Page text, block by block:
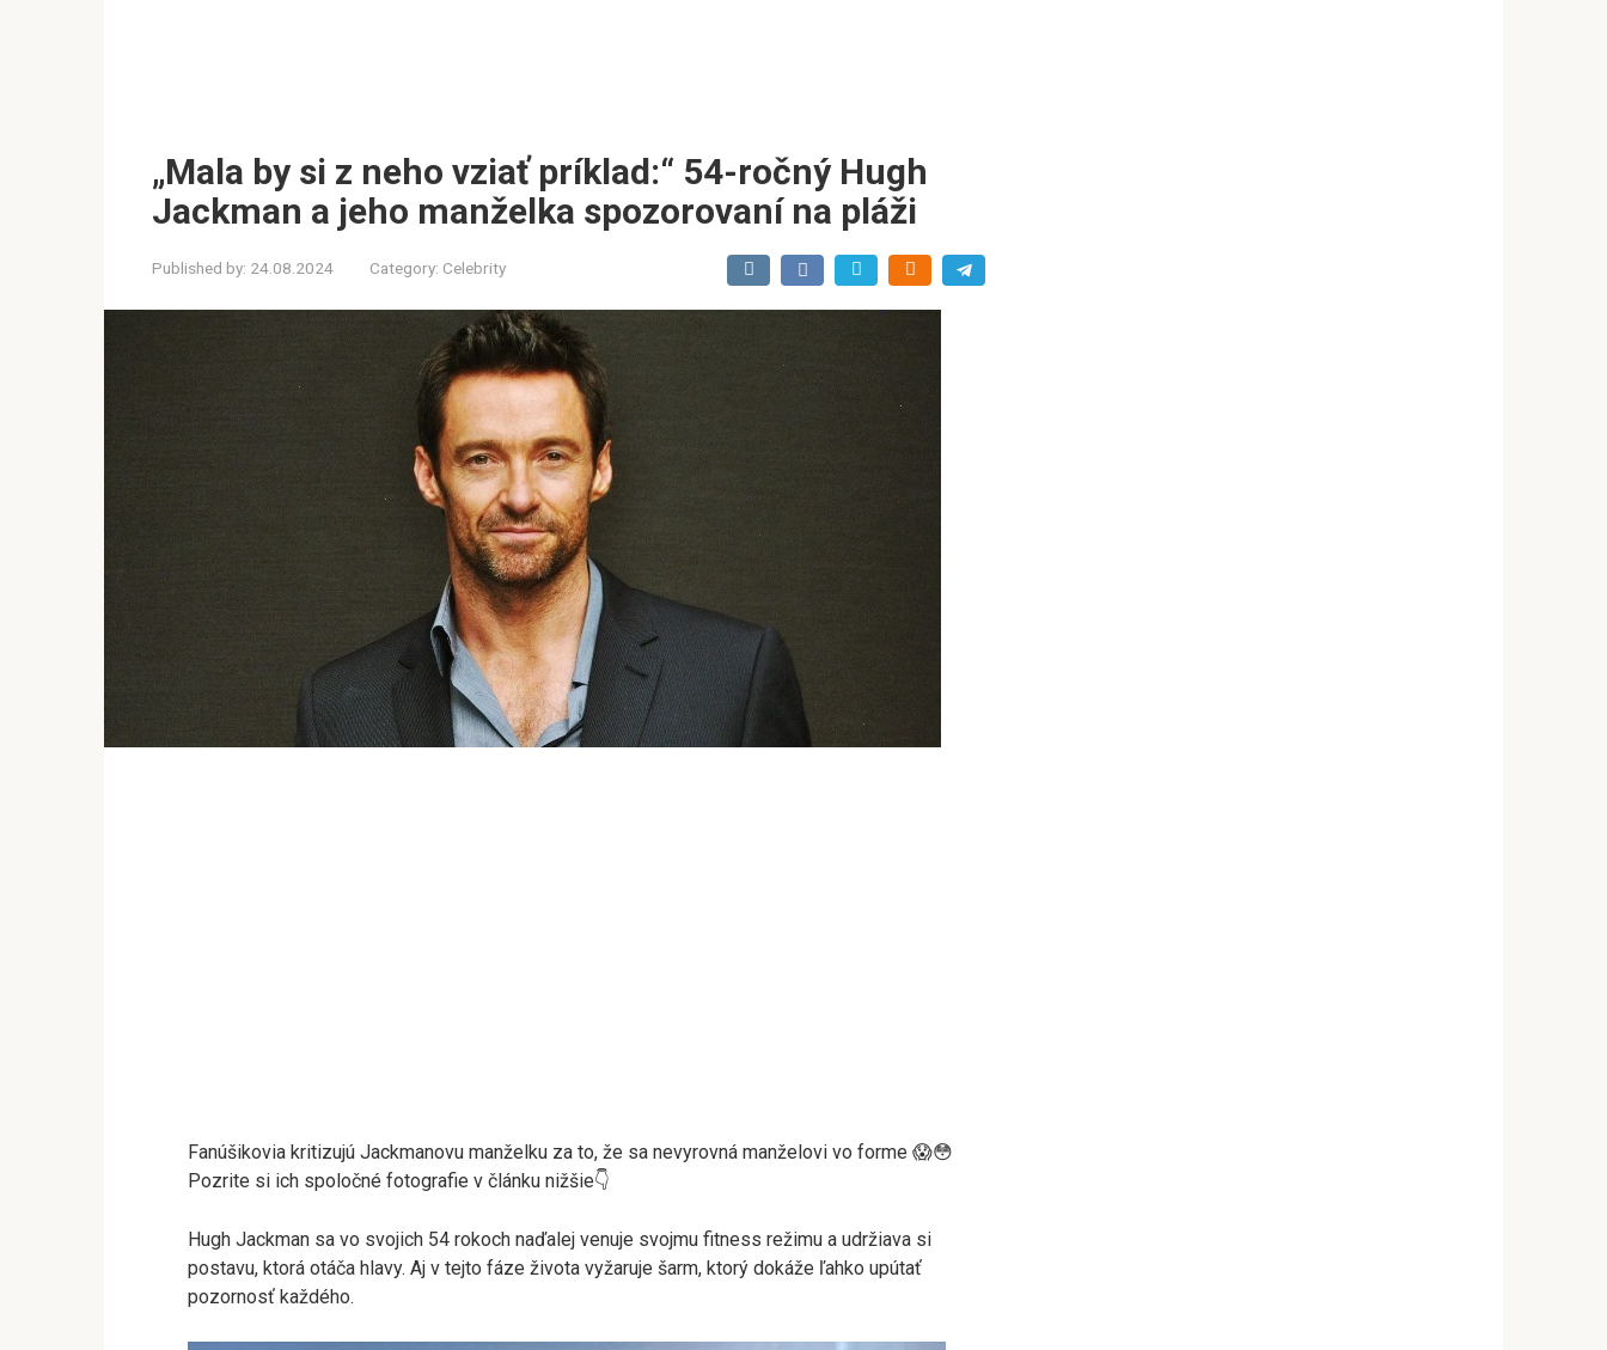
„Mala by si z neho vziať príklad:“ 54-ročný Hugh
Jackman a jeho manželka spozorovaní na pláži
Published by: 24.08.2024 Category: Celebrity
Fanúšikovia kritizujú Jackmanovu manželku za to, že sa nevyrovná manželovi vo forme 😱😳
Pozrite si ich spoločné fotografie v článku nižšie👇
Hugh Jackman sa vo svojich 54 rokoch naďalej venuje svojmu fitness režimu a udržiava si
postavu, ktorá otáča hlavy. Aj v tejto fáze života vyžaruje šarm, ktorý dokáže ľahko upútať
pozornosť každého.